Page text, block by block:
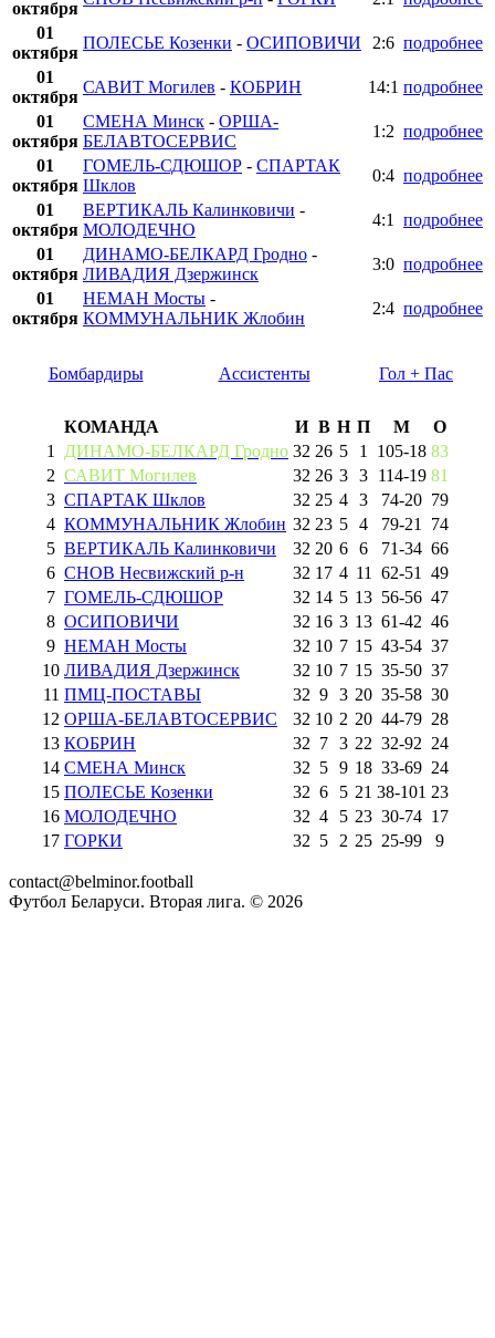
октября
01
октября
ПОЛЕСЬЕ Козенки - ОСИПОВИЧИ 2:6 подробнее
01
октября
САВИТ Могилев - КОБРИН 14:1 подробнее
01
октября
СМЕНА Минск - ОРША-
БЕЛАВТОСЕРВИС
1:2 подробнее
01
октября
ГОМЕЛЬ-СДЮШОР - СПАРТАК
Шклов
0:4 подробнее
01
октября
ВЕРТИКАЛЬ Калинковичи -
МОЛОДЕЧНО
4:1
подробнее
01
октября
ДИНАМО-БЕЛКАРД Гродно -
ЛИВАДИЯ Дзержинск
3:0 подробнее
01
октября
НЕМАН Мосты -
КОММУНАЛЬНИК Жлобин
2:4 подробнее
Бомбардиры Ассистенты Гол + Пас
КОМАНДА И В Н П М
О
1
ДИНАМО-БЕЛКАРД Гродно 32 26 5 1 105-18 83
2 САВИТ Могилев 32 26 3 3 114-19 81
3 СПАРТАК Шклов 32 25 4 3 74-20 79
4 КОММУНАЛЬНИК Жлобин 32 23 5 4 79-21
74
5 ВЕРТИКАЛЬ Калинковичи 32 20 6 6 71-34 66
6 СНОВ Несвижский р-н 32 17 4 11 62-51
49
7 ГОМЕЛЬ-СДЮШОР 32 14 5 13 56-56 47
8 ОСИПОВИЧИ 32 16 3 13 61-42 46
9 НЕМАН Мосты 32 10 7 15 43-54 37
10 ЛИВАДИЯ Дзержинск 32 10 7 15 35-50 37
11 ПМЦ-ПОСТАВЫ 32 9 3 20 35-58 30
12 ОРША-БЕЛАВТОСЕРВИС 32 10 2 20 44-79 28
13 КОБРИН 32 7 3 22 32-92 24
14 СМЕНА Минск 32 5 9 18 33-69 24
15 ПОЛЕСЬЕ Козенки 32 6 5 21 38-101 23
16 МОЛОДЕЧНО 32 4 5 23 30-74 17
17 ГОРКИ 32 5 2 25 25-99 9
contact@belminor.football
Футбол Беларуси. Вторая лига. © 2026